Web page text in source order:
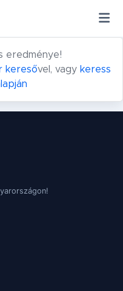
eredménye!
keresővel, vagy keress